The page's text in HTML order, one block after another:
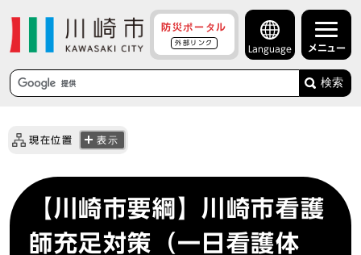
防災ポータル
外部リンク
Language メニュー
検索
現在位置 表示
【川崎市要綱】川崎市看護
師充足対策（一日看護体